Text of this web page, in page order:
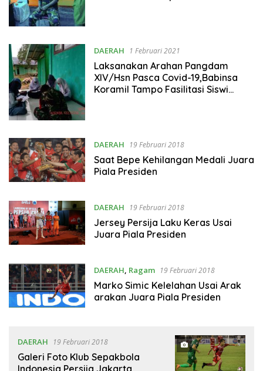
DAERAH 1 Februari 2021
Laksanakan Arahan Pangdam
XIV/Hsn Pasca Covid-19,Babinsa
Koramil Tampo Fasilitasi Siswi
DAERAH 19 Februari 2018
Saat Bepe Kehilangan Medali Juara
Piala Presiden
DAERAH 19 Februari 2018
Jersey Persija Laku Keras Usai
Juara Piala Presiden
DAERAH, Ragam 19 Februari 2018
Marko Simic Kelelahan Usai Arak
arakan Juara Piala Presiden
DAERAH 19 Februari 2018
Galeri Foto Klub Sepakbola
Indonesia Persija Jakarta